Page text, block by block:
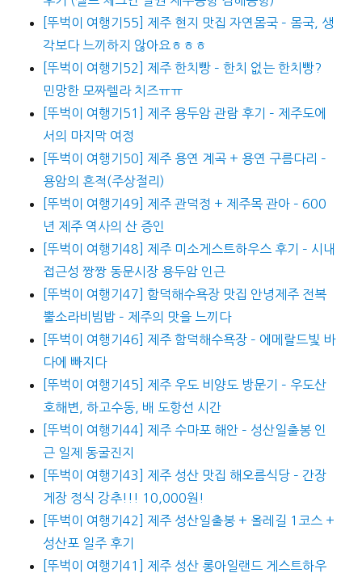
[뚜벅이 여행기55] 제주 현지 맛집 자연몸국 – 몸국, 생
각보다 느끼하지 않아요ㅎㅎㅎ
[뚜벅이 여행기52] 제주 한치빵 – 한치 없는 한치빵?
민망한 모짜렐라 치즈ㅠㅠ
[뚜벅이 여행기51] 제주 용두암 관람 후기 – 제주도에
서의 마지막 여정
[뚜벅이 여행기50] 제주 용연 계곡 + 용연 구름다리 –
용암의 흔적(주상절리)
[뚜벅이 여행기49] 제주 관덕정 + 제주목 관아 – 600
년 제주 역사의 산 증인
[뚜벅이 여행기48] 제주 미소게스트하우스 후기 – 시내
접근성 짱짱 동문시장 용두암 인근
[뚜벅이 여행기47] 함덕해수욕장 맛집 안녕제주 전복
뿔소라비빔밥 – 제주의 맛을 느끼다
[뚜벅이 여행기46] 제주 함덕해수욕장 – 에메랄드빛 바
다에 빠지다
[뚜벅이 여행기45] 제주 우도 비양도 방문기 – 우도산
호해변, 하고수동, 배 도항선 시간
[뚜벅이 여행기44] 제주 수마포 해안 – 성산일출봉 인
근 일제 동굴진지
[뚜벅이 여행기43] 제주 성산 맛집 해오름식당 – 간장
게장 정식 강추!!! 10,000원!
[뚜벅이 여행기42] 제주 성산일출봉 + 올레길 1코스 +
성산포 일주 후기
[뚜벅이 여행기41] 제주 성산 롱아일랜드 게스트하우